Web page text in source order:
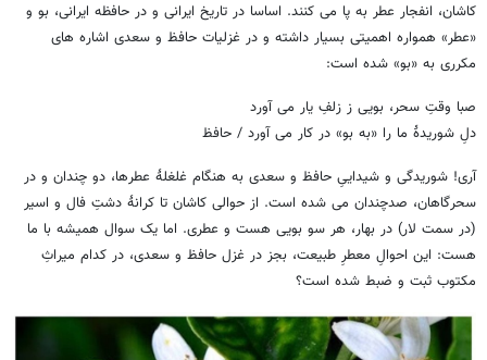
کاشان، انفجار عطر به پا می کنند. اساسا در تاریخ ایرانی و در حافظه ایرانی، بو و
«عطر» همواره اهمیتی بسیار داشته و در غزلیات حافظ و سعدی اشاره های
مکرری به «بو» شده است:
صبا وقتِ سحر، بویی ز زلفِ یار می آورد
دلِ شوریدۀ ما را «به بو» در کار می آورد / حافظ
آری! شوریدگی و شیداییِ حافظ و سعدی به هنگام غلغلۀ عطرها، دو چندان و در
سحرگاهان، صدچندان می شده است. از حوالی کاشان تا کرانۀ دشتِ فال و اسیر
(در سمت لار) در بهار، هر سو بویی هست و عطری. اما یک سوال همیشه با ما
هست: این احوالِ معطرِ طبیعت، بجز در غزل حافظ و سعدی، در کدام میراثِ
مکتوب ثبت و ضبط شده است؟